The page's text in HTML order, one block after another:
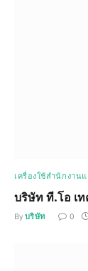
เครื่องใช้สำนักงาน
บริษัท ที.โอ เ
By บริษัท 0